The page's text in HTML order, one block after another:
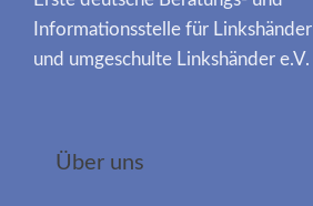
Informationsstelle für Linkshänder
und umgeschulte Linkshänder e.V.
Über uns